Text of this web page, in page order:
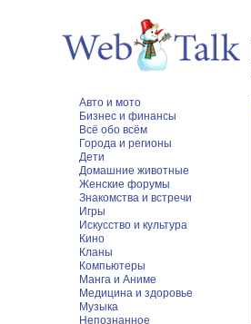
Авто и мото
Бизнес и финансы
Всё обо всём
Города и регионы
Дети
Домашние животные
Женские форумы
Знакомства и встречи
Игры
Искусство и культура
Кино
Кланы
Компьютеры
Манга и Аниме
Медицина и здоровье
Музыка
Непознанное